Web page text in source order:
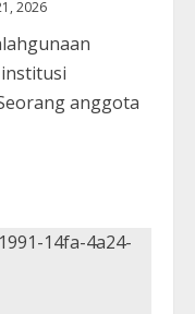
2026
anggota